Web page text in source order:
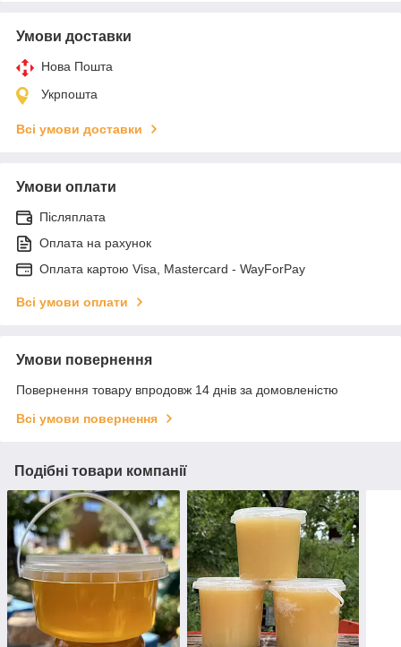
Умови доставки
Нова Пошта
Укрпошта
Всі умови доставки
Умови оплати
Післяплата
Оплата на рахунок
Оплата картою Visa, Mastercard - WayForPay
Всі умови оплати
Умови повернення
Повернення товару впродовж 14 днів за домовленістю
Всі умови повернення
Подібні товари компанії